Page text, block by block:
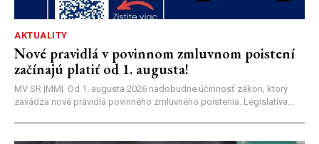
AKTUALITY
Nové pravidlá v povinnom zmluvnom poistení
začínajú platiť od 1. augusta!
MV SR |MM| Od 1. augusta 2026 nadobudne účinnosť zákon, ktorý
zavádza nové pravidlá povinného zmluvného poistenia. Legislatíva...